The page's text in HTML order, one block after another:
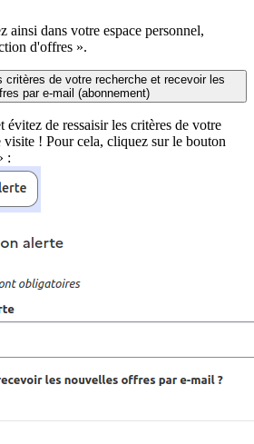
ainsi dans votre espace personnel,
d'offres ».
critères de votre recherche et recevoir les
par e-mail (abonnement)
évitez de ressaisir les critères de votre
visite ! Pour cela, cliquez sur le bouton
: